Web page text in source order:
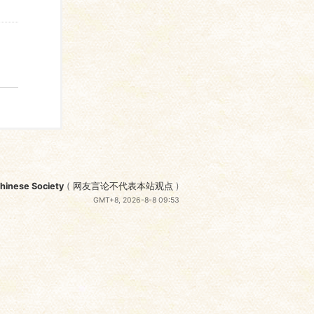
Society ( 网友言论不代表本站观点 )
GMT+8, 2026-8-8 09:53